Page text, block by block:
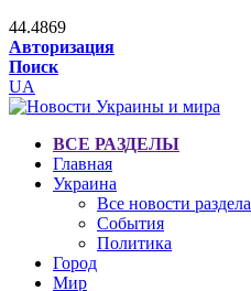
44.4869
Авторизация
Поиск
UA
ВСЕ РАЗДЕЛЫ
Главная
Украина
Все новости раздела
События
Политика
Город
Мир